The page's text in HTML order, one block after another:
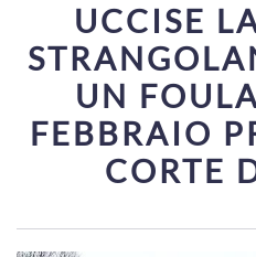
UCCISE
UN
FEBBRAIO
CORTE